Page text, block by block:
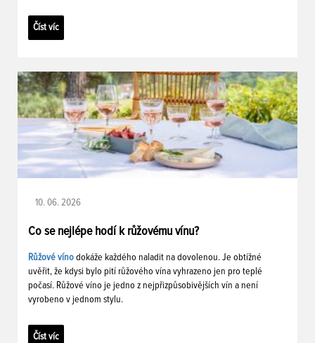
Číst víc
10. 06. 2026
Co se nejlépe hodí k růžovému vínu?
Růžové víno dokáže každého naladit na dovolenou. Je obtížné
uvěřit, že kdysi bylo pití růžového vína vyhrazeno jen pro teplé
počasí. Růžové víno je jedno z nejpřizpůsobivějších vín a není
vyrobeno v jednom stylu.
Číst víc